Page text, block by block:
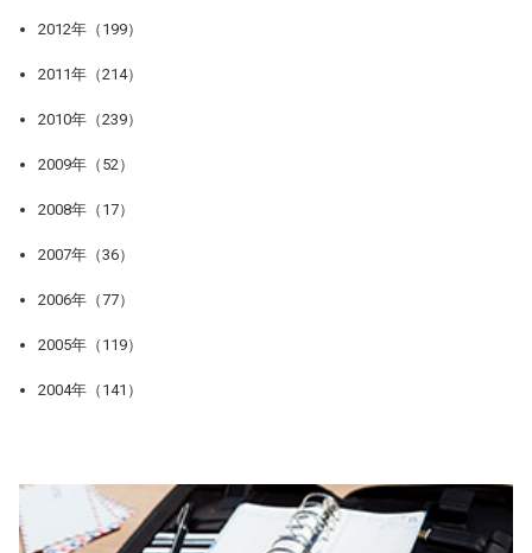
2012年（199）
2011年（214）
2010年（239）
2009年（52）
2008年（17）
2007年（36）
2006年（77）
2005年（119）
2004年（141）